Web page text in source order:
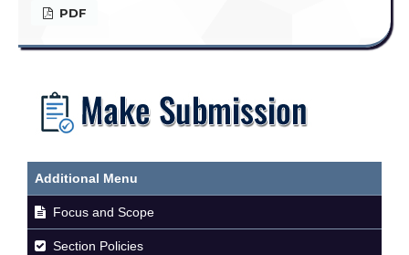
PDF
Additional Menu
Focus and Scope
Section Policies